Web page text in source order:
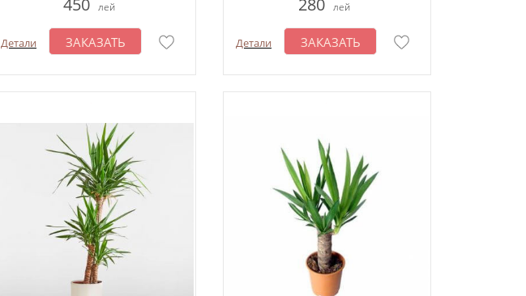
450 лей
Детали ЗАКАЗАТЬ
280 лей
Детали ЗАКАЗАТЬ